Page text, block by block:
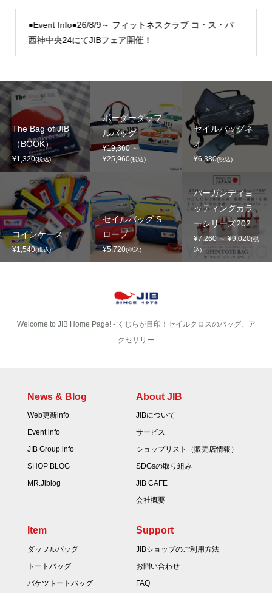
●Event Info●26/8/9～ フィットネスクラブ コ・ス・パ
西神中央24にてJIBフェア開催！
The Bag of JIB
（BOOK）
¥1,320(税込)
ボーダーダッフ
ルバッグ
¥19,360 ～
¥25,960(税込)
セイルバッグネ
オ
¥6,380(税込)
コインケース
¥1,540(税込)
セイルバッグ S
ロープ
¥5,720(税込)
バーガンディヨ
ッティングカラ
ーシリーズ202...
¥7,260 ～ ¥9,020(税
込)
Welcome to JIB Home Page! ‐ くじらが目印！セイルクロスのバッグ、ア
クセサリー
News & Blog
Web更新info
Event info
JIB Group info
SHOP BLOG
MR.Jiblog
About JIB
JIBについて
サービス
ショップリスト（販売店情報）
SDGsの取り組み
JIB CAFE
会社概要
Item
ダッフルバッグ
トートバッグ
バケツトートバッグ
Support
JIBショップのご利用方法
お問い合わせ
FAQ